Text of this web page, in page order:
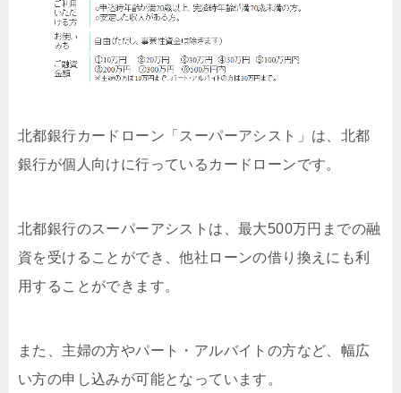
北都銀行カードローン「スーパーアシスト」は、北都
銀行が個人向けに行っているカードローンです。
北都銀行のスーパーアシストは、最大500万円までの融
資を受けることができ、他社ローンの借り換えにも利
用することができます。
また、主婦の方やパート・アルバイトの方など、幅広
い方の申し込みが可能となっています。